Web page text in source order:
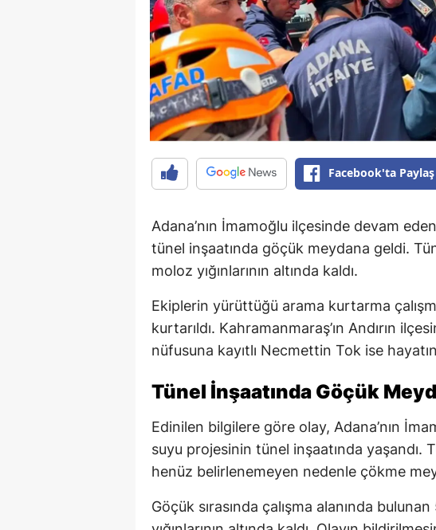
Facebook'ta Paylaş
Adana’nın İmamoğlu ilçesinde devam
tünel inşaatında göçük meydana geldi.
moloz yığınlarının altında kaldı.
Ekiplerin yürüttüğü arama kurtarma
kurtarıldı. Kahramanmaraş’ın Andırın
nüfusuna kayıtlı Necmettin Tok ise
Tünel İnşaatında Göçük
Edinilen bilgilere göre olay, Adana’nın
suyu projesinin tünel inşaatında yaşandı.
henüz belirlenemeyen nedenle çökme
Göçük sırasında çalışma alanında